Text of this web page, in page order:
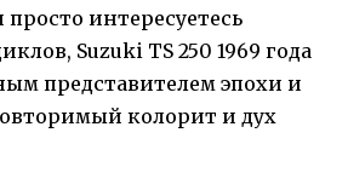
интересуетесь
Suzuki TS 250 1969 года
представителем эпохи и
колорит и дух